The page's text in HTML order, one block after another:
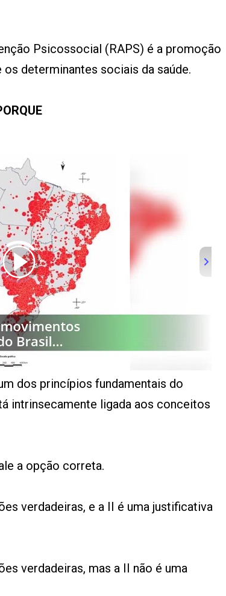
Psicossocial (RAPS) é a promoção
determinantes sociais da saúde.
dos princípios fundamentais do
intrinsecamente ligada aos conceitos
a opção correta.
verdadeiras, e a II é uma justificativa
verdadeiras, mas a II não é uma